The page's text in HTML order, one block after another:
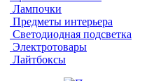
Лампочки
Предметы интерьера
Светодиодная подсветка
Электротовары
Лайтбоксы